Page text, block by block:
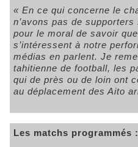
« En ce qui concerne le
n’avons pas de
pour le moral de savoir
s’intéressent à notre
médias en parlent. Je
tahitienne de football, les
qui de près ou de loin ont
au déplacement des Aito
Les matchs programmés :